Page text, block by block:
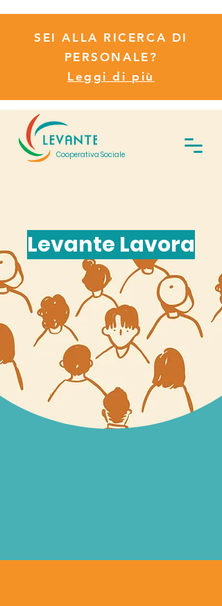
Cooperativa Sociale
SEI ALLA RICERCA DI
PERSONALE?
Leggi di più
Levante Lavora